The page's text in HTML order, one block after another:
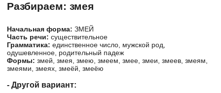
Разбираем: змея
Начальная форма: ЗМЕЙ
Часть речи: существительное
Грамматика: единственное число, мужской род,
одушевленное, родительный падеж
Формы: змей, змея, змею, змеем, змее, змеи, змеев, змеям,
змеями, змеях, змеёй, змеёю
- Другой вариант: